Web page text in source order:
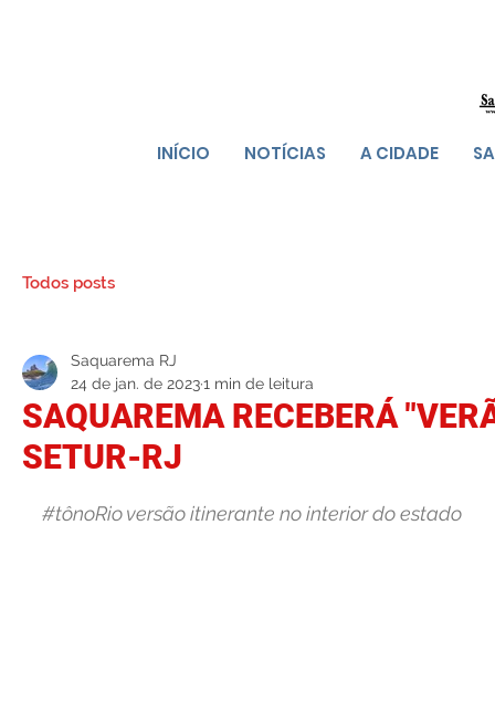
INÍCIO NOTÍCIAS A CIDADE
Todos posts
SAQUAREMA RECEBERÁ
SETUR-RJ
Saquarema RJ
24 de jan. de 20231 min de leitura
#tônoRio versão itinerante no interior do estado